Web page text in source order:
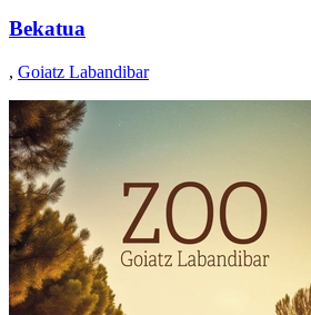
Bekatua
, Goiatz Labandibar